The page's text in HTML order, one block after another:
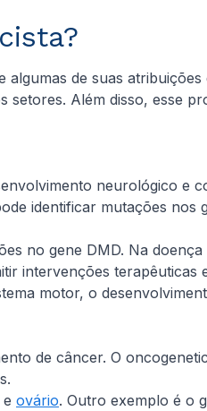
de suas atribuições
Além disso, esse
neurológico e
identificar mutações nos
no gene DMD. Na doença
intervenções terapêuticas
motor, o
de câncer. O
e ovário. Outro exemplo é o